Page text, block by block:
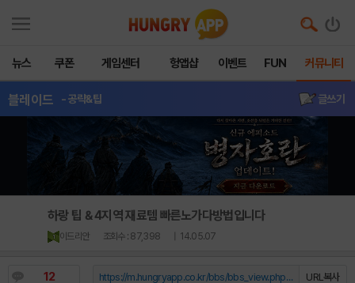
뉴스 쿠폰 게임센터 헝앱샵 이벤트 FUN 커뮤니티
블레이드 - 공략&팁 글쓰기
하랑 팁 & 4지역 재료템 빠른노가다방법입니다
이드리안 조회수 : 87,398 | 14.05.07
12 URL복사
https://m.hungryapp.co.kr/bbs/bbs_view.php?durl=Y...